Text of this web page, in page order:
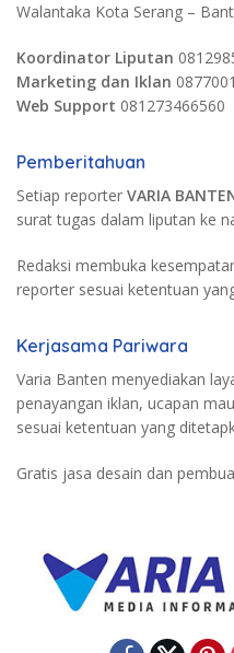
Walantaka Kota Serang –
Koordinator Liputan
Marketing dan Iklan
Web Support 081273466560
Pemberitahuan
Setiap reporter VARIA
surat tugas dalam liputan ke
Redaksi membuka
reporter sesuai ketentuan
Kerjasama Pariwara
Varia Banten menyediakan
penayangan iklan, ucapan
sesuai ketentuan yang
Gratis jasa desain dan